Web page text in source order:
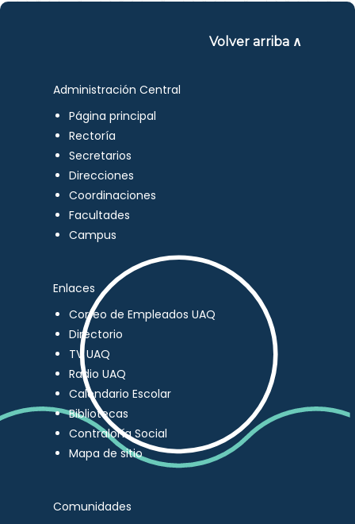
Volver arriba ∧
Administración Central
Página principal
Rectoría
Secretarios
Direcciones
Coordinaciones
Facultades
Campus
Enlaces
Correo de Empleados UAQ
Directorio
TV UAQ
Radio UAQ
Calendario Escolar
Bibliotecas
Contraloría Social
Mapa de sitio
Comunidades